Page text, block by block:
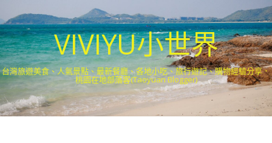
VIVIYU小世界
台灣旅遊美食、人氣景點、最新餐廳、各地小吃、旅行遊記、購物經驗分享．
桃園在地部落客(Taoyuan Blogger)